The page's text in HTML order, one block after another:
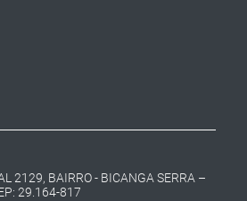
2129, BAIRRO - BICANGA SERRA –
29.164-817